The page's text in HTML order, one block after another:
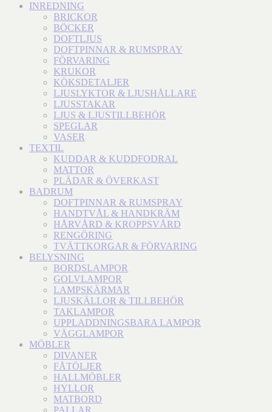
INREDNING
BRICKOR
BÖCKER
DOFTLJUS
DOFTPINNAR & RUMSPRAY
FÖRVARING
KRUKOR
KÖKSDETALJER
LJUSLYKTOR & LJUSHÅLLARE
LJUSSTAKAR
LJUS & LJUSTILLBEHÖR
SPEGLAR
VASER
TEXTIL
KUDDAR & KUDDFODRAL
MATTOR
PLÄDAR & ÖVERKAST
BADRUM
DOFTPINNAR & RUMSPRAY
HANDTVÅL & HANDKRÄM
HÅRVÅRD & KROPPSVÅRD
RENGÖRING
TVÄTTKORGAR & FÖRVARING
BELYSNING
BORDSLAMPOR
GOLVLAMPOR
LAMPSKÄRMAR
LJUSKÄLLOR & TILLBEHÖR
TAKLAMPOR
UPPLADDNINGSBARA LAMPOR
VÄGGLAMPOR
MÖBLER
DIVANER
FÅTÖLJER
HALLMÖBLER
HYLLOR
MATBORD
PALLAR